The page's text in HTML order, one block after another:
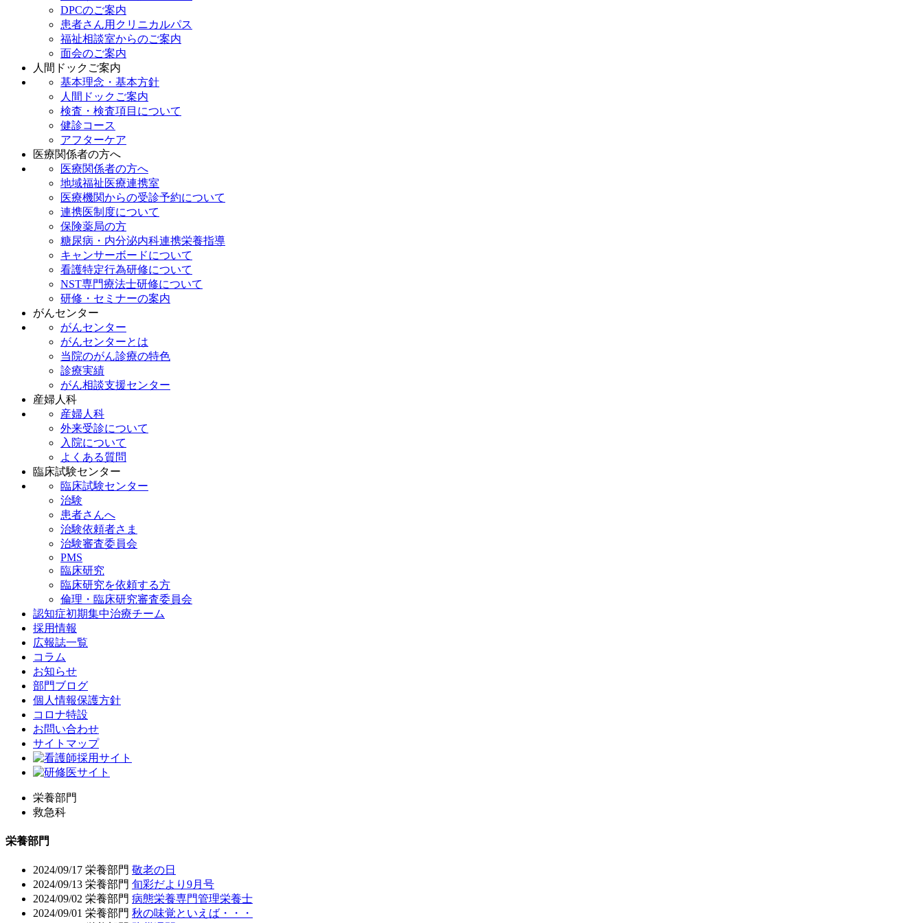
DPCのご案内
患者さん用クリニカルパス
福祉相談室からのご案内
面会のご案内
人間ドックご案内
基本理念・基本方針
人間ドックご案内
検査・検査項目について
健診コース
アフターケア
医療関係者の方へ
医療関係者の方へ
地域福祉医療連携室
医療機関からの受診予約について
連携医制度について
保険薬局の方
糖尿病・内分泌内科連携栄養指導
キャンサーボードについて
看護特定行為研修について
NST専門療法士研修について
研修・セミナーの案内
がんセンター
がんセンター
がんセンターとは
当院のがん診療の特色
診療実績
がん相談支援センター
産婦人科
産婦人科
外来受診について
入院について
よくある質問
臨床試験センター
臨床試験センター
治験
患者さんへ
治験依頼者さま
治験審査委員会
PMS
臨床研究
臨床研究を依頼する方
倫理・臨床研究審査委員会
認知症初期集中治療チーム
採用情報
広報誌一覧
コラム
お知らせ
部門ブログ
個人情報保護方針
コロナ特設
お問い合わせ
サイトマップ
栄養部門
救急科
栄養部門
2024/09/17 栄養部門 敬老の日
2024/09/13 栄養部門 旬彩だより9月号
2024/09/02 栄養部門 病態栄養専門管理栄養士
2024/09/01 栄養部門 秋の味覚といえば・・・